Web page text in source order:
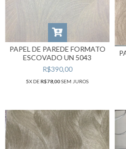
PAPEL DE PAREDE FORMATO
ESCOVADO UN 5043
R$390,00
5X DER$78,00SEM JUROS